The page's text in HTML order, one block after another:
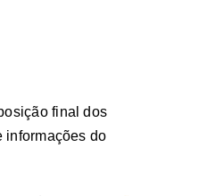
final dos
informações do